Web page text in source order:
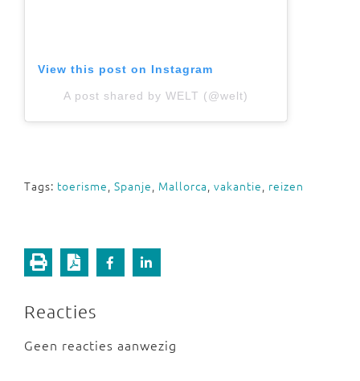
View this post on Instagram
A post shared by WELT (@welt)
Tags: toerisme Spanje Mallorca vakantie reizen
Reacties
Geen reacties aanwezig